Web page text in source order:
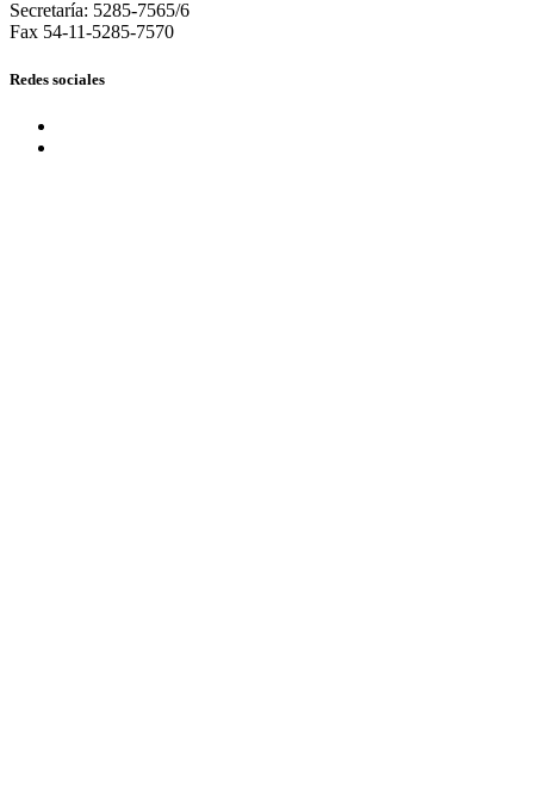
Secretaría: 5285-7565/6
Fax 54-11-5285-7570
Redes sociales